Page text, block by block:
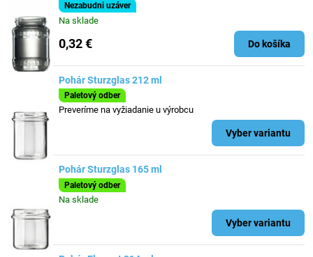
Nezabudni uzáver
Na sklade
0,32 € Do košíka
Pohár Sturzglas 212 ml
Paletový odber
Preveríme na vyžiadanie u výrobcu
Vyber variantu
Pohár Sturzglas 165 ml
Paletový odber
Na sklade
Vyber variantu